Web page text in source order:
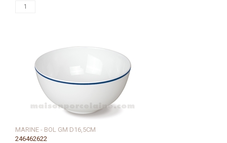
MARINE - BOL GM D16,5CM
246462622